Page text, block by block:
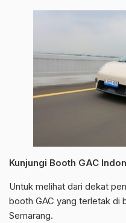
Kunjungi Booth GAC
Untuk melihat dari dekat
booth GAC yang terletak di
Semarang.